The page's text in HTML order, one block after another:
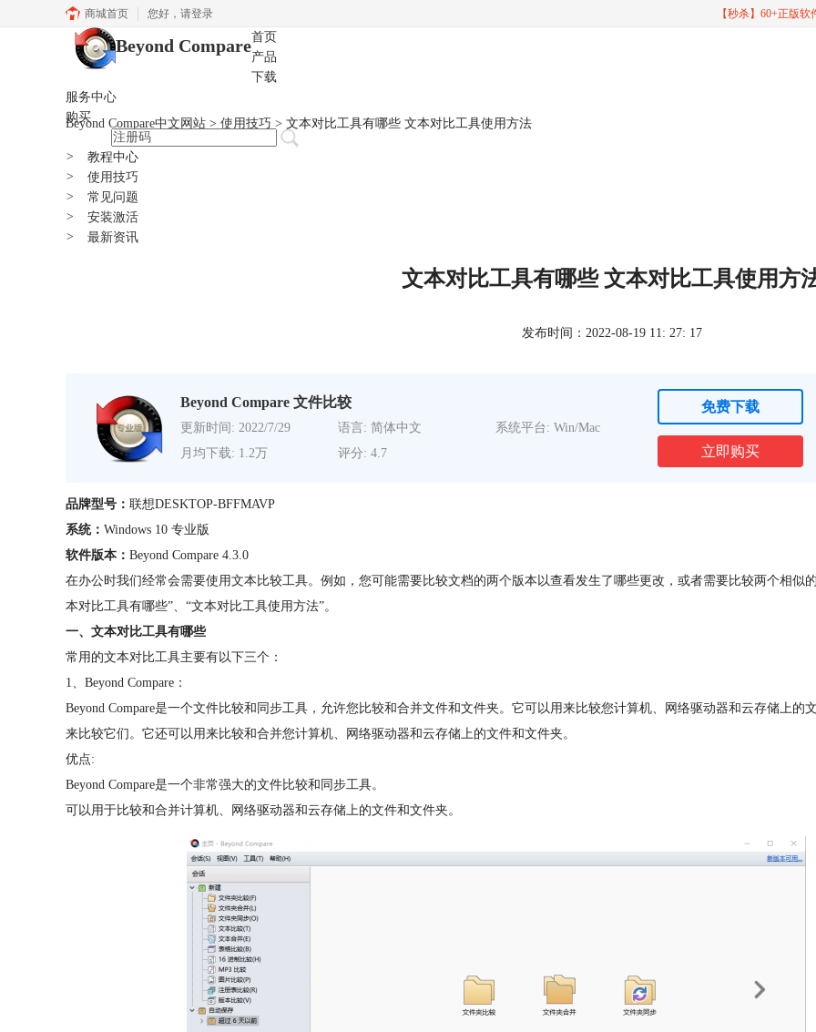
商城首页 您好， 请登录 【秒杀】60+正版
Beyond Compare首页
产品
下载
服务中心
购买
Beyond Compare中文网站 > 使用技巧 > 文本对比工具有哪些 文本对比工具使用方法
>
教程中心
>
使用技巧
>
常见问题
>
安装激活
>
最新资讯
文本对比工具有哪些 文本对比工具使用方
发布时间：2022-08-19 11: 27: 17
Beyond Compare 文件比较
更新时间: 2022/7/29 语言: 简体中文
系统平台: Win/Mac
月均下载: 1.2万
评分: 4.7
免费下载
立即购买
品牌型号： 联想DESKTOP-BFFMAVP
系统： Windows 10 专业版
软件版本： Beyond Compare 4.3.0
在办公时我们经常会需要使用文本比较工具。例如，您可能需要比较文档的两个版本以查看发生了哪些更改，或者需要比较两个相似
本对比工具有哪些”、“文本对比工具使用方法”。
一、文本对比工具有哪些
常用的文本对比工具主要有以下三个：
1、Beyond Compare：
Beyond Compare是一个文件比较和同步工具，允许您比较和合并文件和文件夹。它可以用来比较您计算机、网络驱动器和云存储上的
来比较它们。它还可以用来比较和合并您计算机、网络驱动器和云存储上的文件和文件夹。
优点:
Beyond Compare是一个非常强大的文件比较和同步工具。
可以用于比较和合并计算机、网络驱动器和云存储上的文件和文件夹。